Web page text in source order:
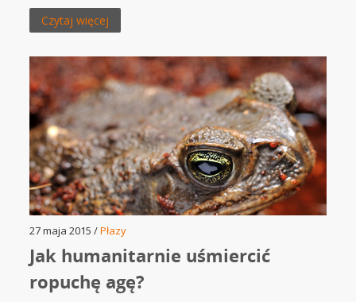
Czytaj więcej
27 maja 2015 /Płazy
Jak humanitarnie uśmiercić
ropuchę agę?